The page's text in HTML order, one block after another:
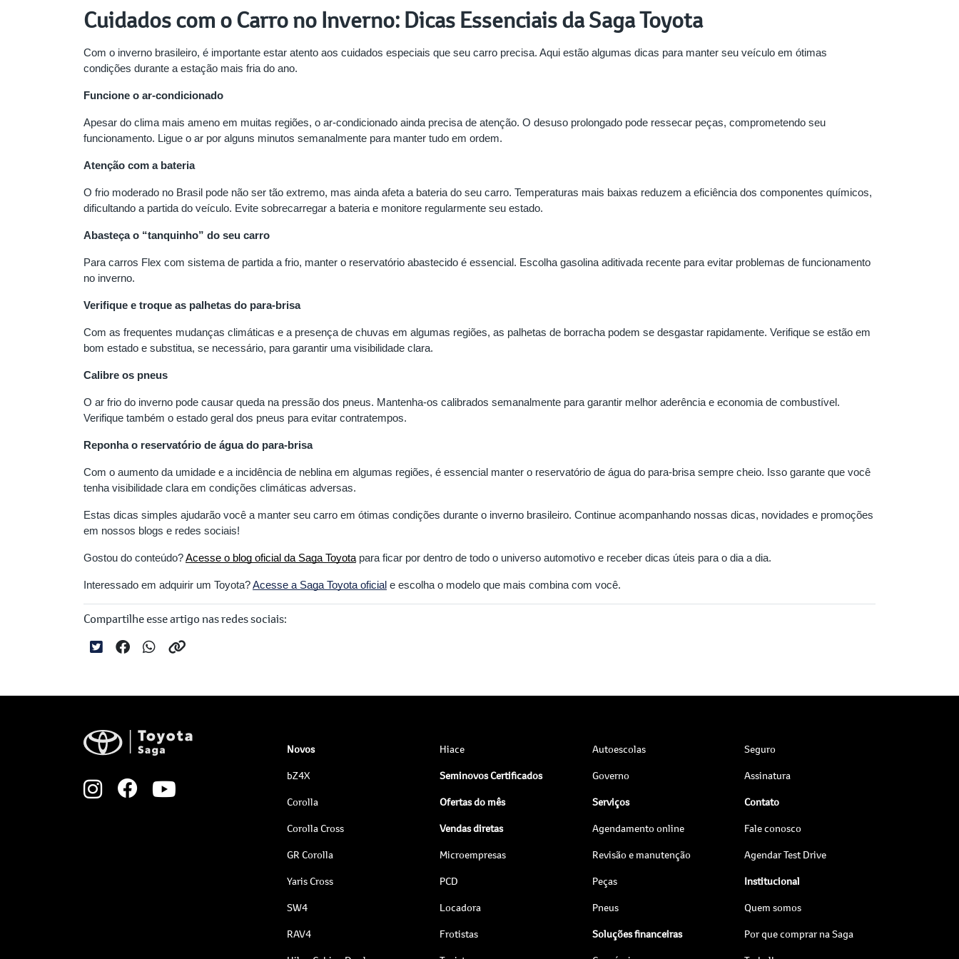
Cuidados com o Carro no Inverno: Dicas Essenciais da Saga Toyota
Com o inverno brasileiro, é importante estar atento aos cuidados especiais que seu carro precisa. Aqui estão algumas dicas para manter seu veículo em ótimas
condições durante a estação mais fria do ano.
Funcione o ar-condicionado
Apesar do clima mais ameno em muitas regiões, o ar-condicionado ainda precisa de atenção. O desuso prolongado pode ressecar peças, comprometendo seu
funcionamento. Ligue o ar por alguns minutos semanalmente para manter tudo em ordem.
Atenção com a bateria
O frio moderado no Brasil pode não ser tão extremo, mas ainda afeta a bateria do seu carro. Temperaturas mais baixas reduzem a eficiência dos componentes químicos,
dificultando a partida do veículo. Evite sobrecarregar a bateria e monitore regularmente seu estado.
Abasteça o “tanquinho” do seu carro
Para carros Flex com sistema de partida a frio, manter o reservatório abastecido é essencial. Escolha gasolina aditivada recente para evitar problemas de funcionamento
no inverno.
Verifique e troque as palhetas do para-brisa
Com as frequentes mudanças climáticas e a presença de chuvas em algumas regiões, as palhetas de borracha podem se desgastar rapidamente. Verifique se estão em
bom estado e substitua, se necessário, para garantir uma visibilidade clara.
Calibre os pneus
O ar frio do inverno pode causar queda na pressão dos pneus. Mantenha-os calibrados semanalmente para garantir melhor aderência e economia de combustível.
Verifique também o estado geral dos pneus para evitar contratempos.
Reponha o reservatório de água do para-brisa
Com o aumento da umidade e a incidência de neblina em algumas regiões, é essencial manter o reservatório de água do para-brisa sempre cheio. Isso garante que você
tenha visibilidade clara em condições climáticas adversas.
Estas dicas simples ajudarão você a manter seu carro em ótimas condições durante o inverno brasileiro. Continue acompanhando nossas dicas, novidades e promoções
em nossos blogs e redes sociais!
Gostou do conteúdo?Acesse o blog oficial da Saga Toyotapara ficar por dentro de todo o universo automotivo e receber dicas úteis para o dia a dia.
Interessado em adquirir um Toyota?Acesse a Saga Toyota oficial e escolha o modelo que mais combina com você.
Compartilhe esse artigo nas redes sociais:
Novos
bZ4X
Corolla
Corolla Cross
GR Corolla
Yaris Cross
SW4
RAV4
Hiace
Seminovos Certificados
Ofertas do mês
Vendas diretas
Microempresas
PCD
Locadora
Frotistas
Autoescolas
Governo
Serviços
Agendamento online
Revisão e manutenção
Peças
Pneus
Soluções financeiras
Seguro
Assinatura
Contato
Fale conosco
Agendar Test Drive
Institucional
Quem somos
Por que comprar na Saga